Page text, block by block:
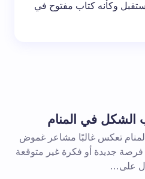
وكأنه كتاب مفتوح في
في المنام
تعكس غالبًا مشاعر غموض
فرصة جديدة أو فكرة غير متوقعة
على…